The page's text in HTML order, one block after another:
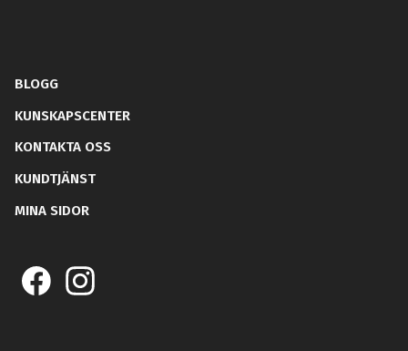
BLOGG
KUNSKAPSCENTER
KONTAKTA OSS
KUNDTJÄNST
MINA SIDOR